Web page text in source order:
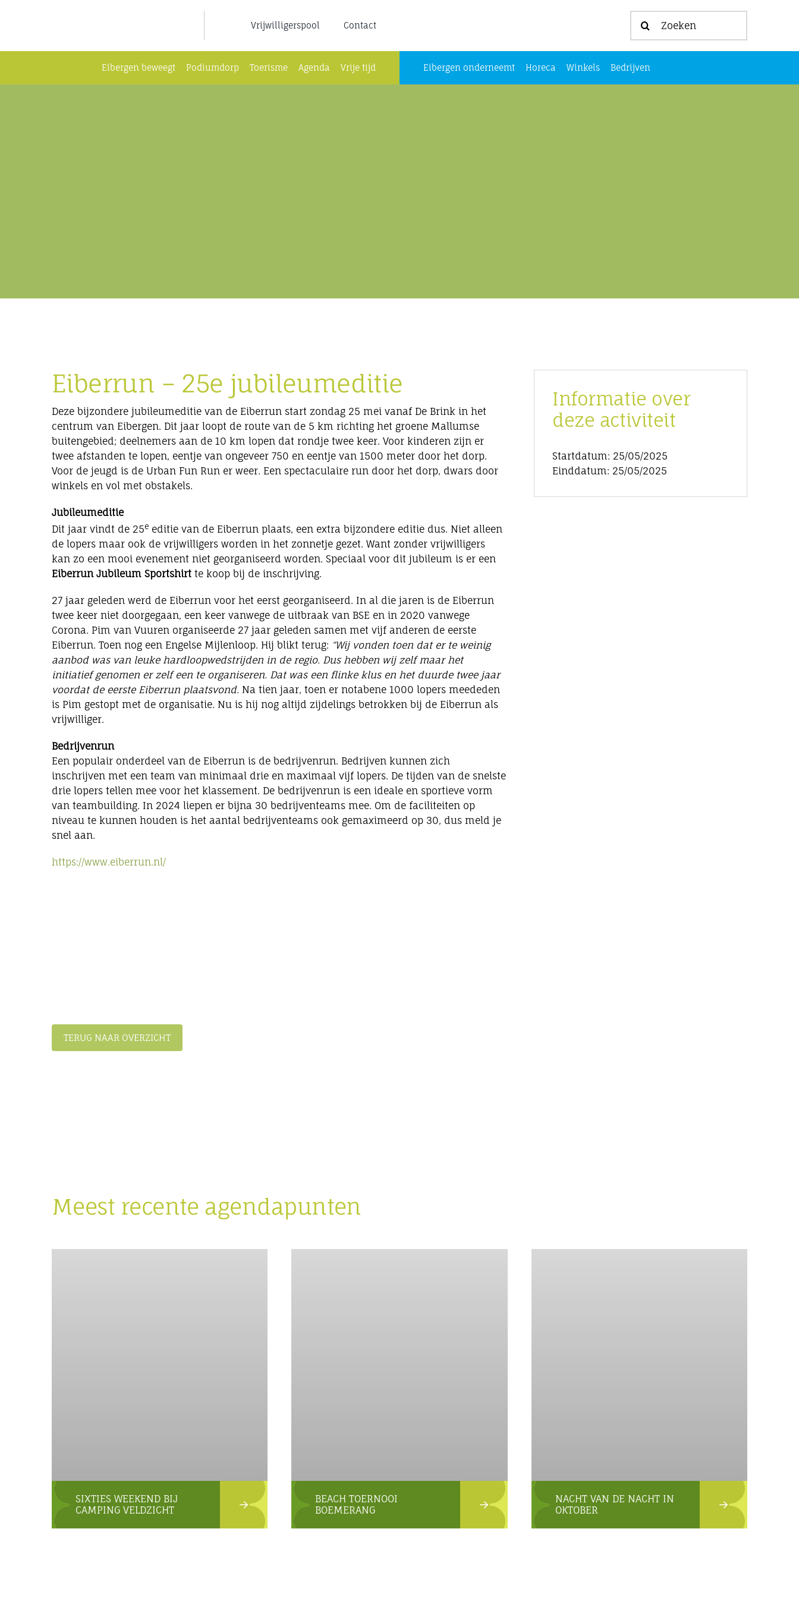
Vrijwilligerspool Contact
naar:
Eibergen beweegt Podiumdorp Toerisme Agenda Vrije tijd Eibergen onderneemt Horeca Winkels Bedrijven
Eiberrun – 25e jubileumeditie
Deze bijzondere jubileumeditie van de Eiberrun start zondag 25 mei vanaf De Brink in het
centrum van Eibergen. Dit jaar loopt de route van de 5 km richting het groene Mallumse
buitengebied; deelnemers aan de 10 km lopen dat rondje twee keer. Voor kinderen zijn er
twee afstanden te lopen, eentje van ongeveer 750 en eentje van 1500 meter door het dorp.
Voor de jeugd is de Urban Fun Run er weer. Een spectaculaire run door het dorp, dwars door
winkels en vol met obstakels.
Jubileumeditie
Dit jaar vindt de 25e editie van de Eiberrun plaats, een extra bijzondere editie dus. Niet alleen
de lopers maar ook de vrijwilligers worden in het zonnetje gezet. Want zonder vrijwilligers
kan zo een mooi evenement niet georganiseerd worden. Speciaal voor dit jubileum is er een
Eiberrun Jubileum Sportshirtte koop bij de inschrijving.
27 jaar geleden werd de Eiberrun voor het eerst georganiseerd. In al die jaren is de Eiberrun
twee keer niet doorgegaan, een keer vanwege de uitbraak van BSE en in 2020 vanwege
Corona. Pim van Vuuren organiseerde 27 jaar geleden samen met vijf anderen de eerste
Eiberrun. Toen nog een Engelse Mijlenloop. Hij blikt terug: “Wij vonden toen dat er te weinig
aanbod was van leuke hardloopwedstrijden in de regio. Dus hebben wij zelf maar het
initiatief genomen er zelf een te organiseren. Dat was een flinke klus en het duurde twee jaar
voordat de eerste Eiberrun plaatsvond. Na tien jaar, toen er notabene 1000 lopers meededen
is Pim gestopt met de organisatie. Nu is hij nog altijd zijdelings betrokken bij de Eiberrun als
vrijwilliger.
Bedrijvenrun
Een populair onderdeel van de Eiberrun is de bedrijvenrun. Bedrijven kunnen zich
inschrijven met een team van minimaal drie en maximaal vijf lopers. De tijden van de snelste
drie lopers tellen mee voor het klassement. De bedrijvenrun is een ideale en sportieve vorm
van teambuilding. In 2024 liepen er bijna 30 bedrijventeams mee. Om de faciliteiten op
niveau te kunnen houden is het aantal bedrijventeams ook gemaximeerd op 30, dus meld je
snel aan.
https://www.eiberrun.nl/
Informatie over
deze activiteit
Startdatum: 25/05/2025
Einddatum: 25/05/2025
TERUG NAAR OVERZICHT
Meest recente agendapunten
SIXTIES WEEKEND BIJ
CAMPING VELDZICHT
BEACH TOERNOOI
BOEMERANG
NACHT VAN DE NACHT IN
OKTOBER